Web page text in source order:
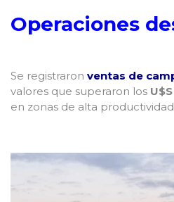
Operaciones
Se registraron ventas de
valores que superaron los
en zonas de alta